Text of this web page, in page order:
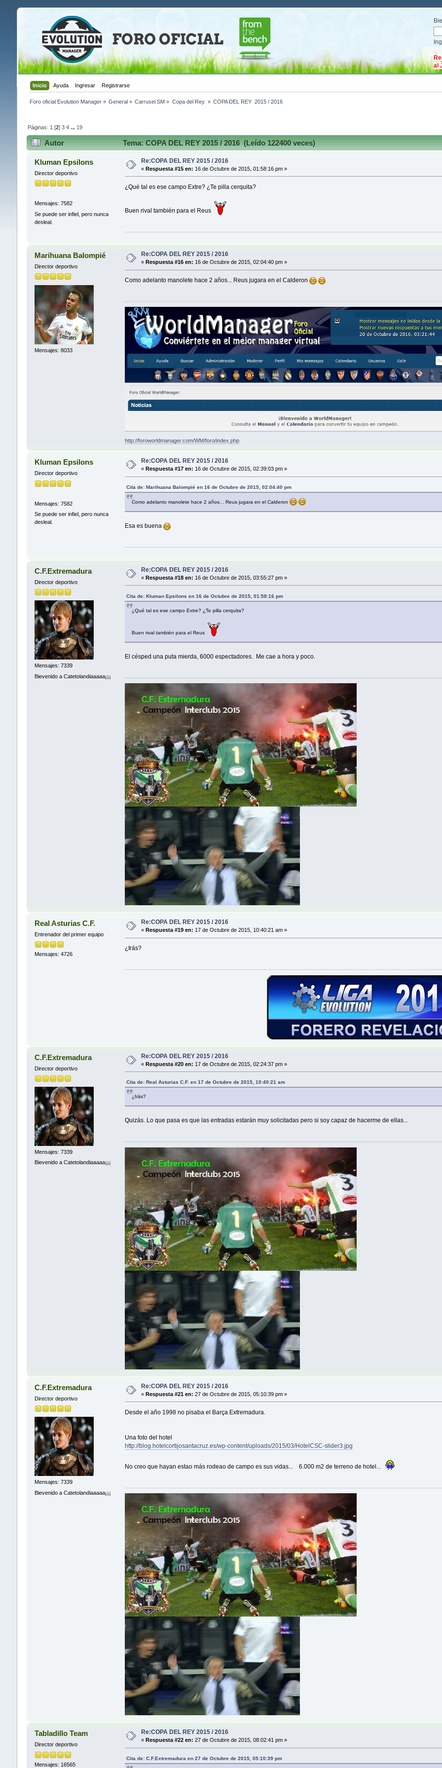
al
Inicio Ayuda Ingresar Registrarse
Foro oficial Evolution Manager» General » Carrusel SM » Copa del Rey » COPA DEL REY  2015 / 2016
Páginas: 1 [2] 3 4 ... 19
Autor Tema: COPA DEL REY 2015 / 2016 (Leído 122400 veces)
Kluman Epsilons
Director deportivo
Mensajes: 7582
Se puede ser infiel, pero nunca
desleal.
Re:COPA DEL REY 2015 / 2016
« Respuesta #15 en: 16 de Octubre de 2015, 01:58:16 pm »
¿Qué tal es ese campo Extre? ¿Te pilla cerquita?
Buen rival también para el Reus
Marihuana Balompié
Director deportivo
Mensajes: 8033
Re:COPA DEL REY 2015 / 2016
« Respuesta #16 en: 16 de Octubre de 2015, 02:04:40 pm »
Como adelanto manolete hace 2 años... Reus jugara en el Calderon
http://foroworldmanager.com/WM/foro/index.php
Kluman Epsilons
Director deportivo
Mensajes: 7582
Se puede ser infiel, pero nunca
desleal.
Re:COPA DEL REY 2015 / 2016
« Respuesta #17 en: 16 de Octubre de 2015, 02:39:03 pm »
Cita de: Marihuana Balompié en 16 de Octubre de 2015, 02:04:40 pm
Como adelanto manolete hace 2 años... Reus jugara en el Calderon
Esa es buena
C.F.Extremadura
Director deportivo
Mensajes: 7339
Bievenido a Catetolandiaaaaa¡¡¡
Re:COPA DEL REY 2015 / 2016
« Respuesta #18 en: 16 de Octubre de 2015, 03:55:27 pm »
Cita de: Kluman Epsilons en 16 de Octubre de 2015, 01:58:16 pm
¿Qué tal es ese campo Extre? ¿Te pilla cerquita?
Buen rival también para el Reus
El césped una puta mierda, 6000 espectadores. Me cae a hora y poco.
Real Asturias C.F.
Entrenador del primer equipo
Mensajes: 4726
Re:COPA DEL REY 2015 / 2016
« Respuesta #19 en: 17 de Octubre de 2015, 10:40:21 am »
¿Irás?
C.F.Extremadura
Director deportivo
Mensajes: 7339
Bievenido a Catetolandiaaaaa¡¡¡
Re:COPA DEL REY 2015 / 2016
« Respuesta #20 en: 17 de Octubre de 2015, 02:24:37 pm »
Cita de: Real Asturias C.F. en 17 de Octubre de 2015, 10:40:21 am
¿Irás?
Quizás. Lo que pasa es que las entradas estarán muy solicitadas pero si soy capaz de hacerme de ellas...
C.F.Extremadura
Director deportivo
Mensajes: 7339
Bievenido a Catetolandiaaaaa¡¡¡
Re:COPA DEL REY 2015 / 2016
« Respuesta #21 en: 27 de Octubre de 2015, 05:10:39 pm »
Desde el año 1998 no pisaba el Barça Extremadura.
Una foto del hotel
http://blog.hotelcortijosantacruz.es/wp-content/uploads/2015/03/HotelCSC-slider3.jpg
No creo que hayan estao más rodeao de campo es sus vidas... 6.000 m2 de terreno de hotel...
Tabladillo Team
Director deportivo
Mensajes: 16565
Re:COPA DEL REY 2015 / 2016
« Respuesta #22 en: 27 de Octubre de 2015, 08:02:41 pm »
Cita de: C.F.Extremadura en 27 de Octubre de 2015, 05:10:39 pm